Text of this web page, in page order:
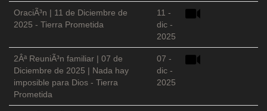
OraciÃ³n | 11 de Diciembre de
2025 - Tierra Prometida
11 -
dic -
2025
2Âª ReuniÃ³n familiar | 07 de
Diciembre de 2025 | Nada hay
imposible para Dios - Tierra
Prometida
07 -
dic -
2025